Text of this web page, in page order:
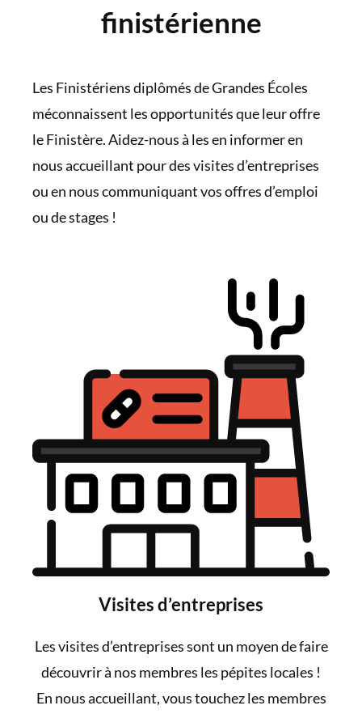
finistérienne
Les Finistériens diplômés de Grandes Écoles
méconnaissent les opportunités que leur offre
le Finistère. Aidez-nous à les en informer en
nous accueillant pour des visites d’entreprises
ou en nous communiquant vos offres d’emploi
ou de stages !
Visites d’entreprises
Les visites d’entreprises sont un moyen de faire
découvrir à nos membres les pépites locales !
En nous accueillant, vous touchez les membres